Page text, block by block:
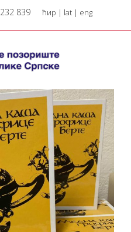
839 ћир | lat | eng